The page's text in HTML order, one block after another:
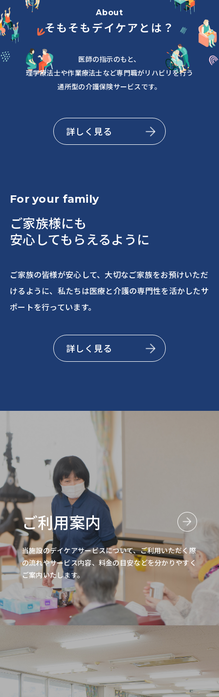
About
そもそもデイケアとは？
医師の指示のもと、
理学療法士や作業療法士など専門職がリハビリを行う
通所型の介護保険サービスです。
詳しく見る
For your family
ご家族様にも
安心してもらえるように
ご家族の皆様が安心して、大切なご家族をお預けいただ
けるように、私たちは医療と介護の専門性を活かしたサ
ポートを行っています。
詳しく見る
ご利用案内
当施設のデイケアサービスについて、ご利用いただく際
の流れやサービス内容、料金の目安などを分かりやすく
ご案内いたします。